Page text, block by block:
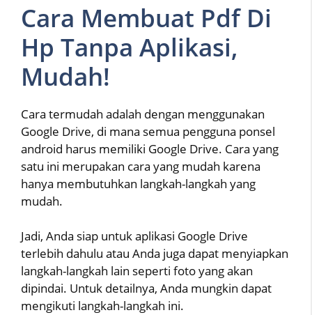
Cara Membuat Pdf Di
Hp Tanpa Aplikasi,
Mudah!
Cara termudah adalah dengan menggunakan
Google Drive, di mana semua pengguna ponsel
android harus memiliki Google Drive. Cara yang
satu ini merupakan cara yang mudah karena
hanya membutuhkan langkah-langkah yang
mudah.
Jadi, Anda siap untuk aplikasi Google Drive
terlebih dahulu atau Anda juga dapat menyiapkan
langkah-langkah lain seperti foto yang akan
dipindai. Untuk detailnya, Anda mungkin dapat
mengikuti langkah-langkah ini.